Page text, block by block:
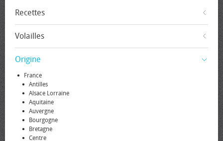
Recettes
Volailles
Origine
France
Antilles
Alsace Lorraine
Aquitaine
Auvergne
Bourgogne
Bretagne
Centre